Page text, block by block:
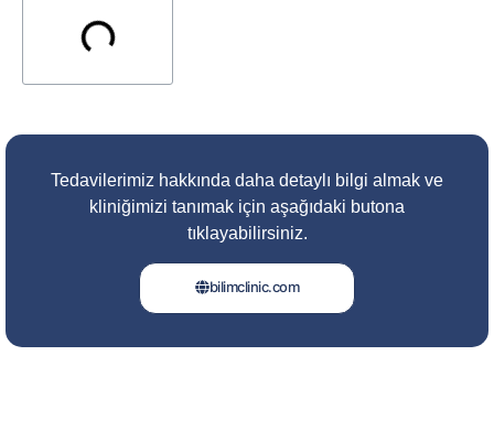
Tedavilerimiz hakkında daha detaylı bilgi almak ve
kliniğimizi tanımak için aşağıdaki butona
tıklayabilirsiniz.
bilimclinic.com